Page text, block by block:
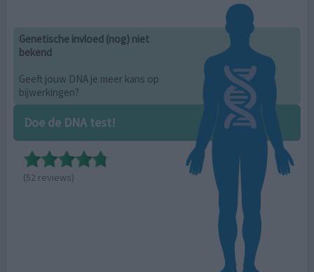
Genetische invloed (nog) niet
bekend
Geeft jouw DNA je meer kans op
bijwerkingen?
Doe de DNA test!
(52 reviews)